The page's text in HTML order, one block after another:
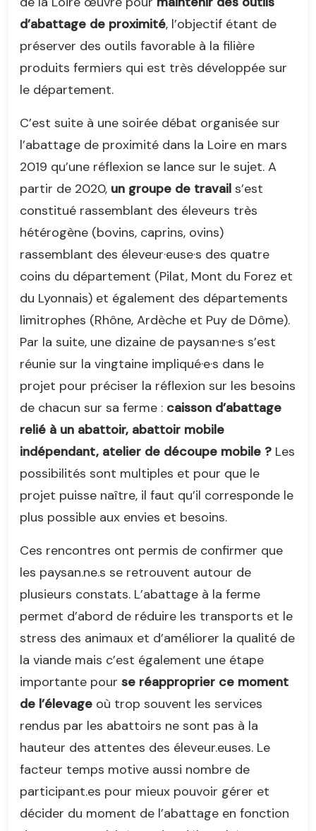
d’abattage de proximité, l’objectif étant de
préserver des outils favorable à la filière
produits fermiers qui est très développée sur
le département.
C’est suite à une soirée débat organisée sur
l’abattage de proximité dans la Loire en mars
2019 qu’une réflexion se lance sur le sujet. A
partir de 2020, un groupe de travail s’est
constitué rassemblant des éleveurs très
hétérogène (bovins, caprins, ovins)
rassemblant des éleveur·euse·s des quatre
coins du département (Pilat, Mont du Forez et
du Lyonnais) et également des départements
limitrophes (Rhône, Ardèche et Puy de Dôme).
Par la suite, une dizaine de paysan·ne·s s’est
réunie sur la vingtaine impliqué·e·s dans le
projet pour préciser la réflexion sur les besoins
de chacun sur sa ferme : caisson d’abattage
relié à un abattoir, abattoir mobile
indépendant, atelier de découpe mobile ? Les
possibilités sont multiples et pour que le
projet puisse naître, il faut qu’il corresponde le
plus possible aux envies et besoins.
Ces rencontres ont permis de confirmer que
les paysan.ne.s se retrouvent autour de
plusieurs constats. L’abattage à la ferme
permet d’abord de réduire les transports et le
stress des animaux et d’améliorer la qualité de
la viande mais c’est également une étape
importante pour se réapproprier ce moment
de l’élevage où trop souvent les services
rendus par les abattoirs ne sont pas à la
hauteur des attentes des éleveur.euses. Le
facteur temps motive aussi nombre de
participant.es pour mieux pouvoir gérer et
décider du moment de l’abattage en fonction